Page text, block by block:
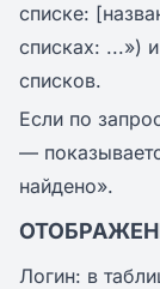
списке:
списках: ...»)
списков.
Если по
—
найдено».
Логин: в